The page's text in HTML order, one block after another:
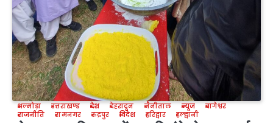
अल्मोड़ा उत्तराखण्ड देश देहरादून नैनीताल न्यूज
बागेश्वर
राजनीति
रामनगर रुद्रपुर विदेश हरिद्वार हल्द्वानी